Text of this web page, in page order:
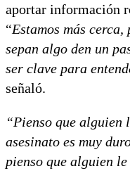
aportar información
“Estamos más cerca,
sepan algo den un
ser clave para
señaló.
“Pienso que alguien
asesinato es muy
pienso que alguien